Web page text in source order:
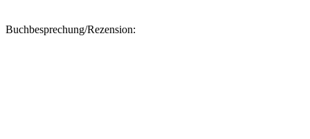
Buchbesprechung/Rezension: